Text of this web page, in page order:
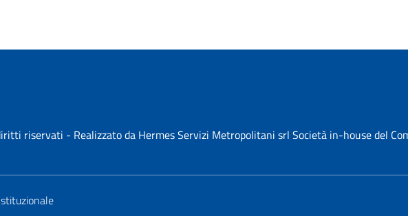
riservati - Realizzato da Hermes Servizi Metropolitani srl Società in-house del